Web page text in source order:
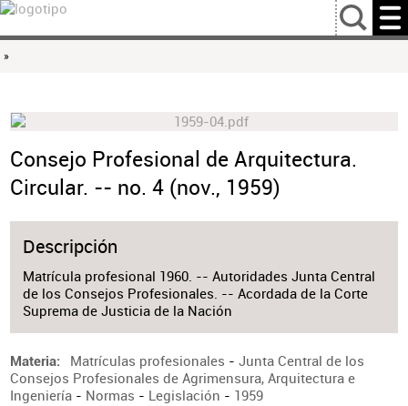
…
»
Consejo Profesional de Arquitectura.
Circular. -- no. 4 (nov., 1959)
Descripción
Matrícula profesional 1960. -- Autoridades Junta Central
de los Consejos Profesionales. -- Acordada de la Corte
Suprema de Justicia de la Nación
Materia Matrículas profesionales -Junta Central de los
Consejos Profesionales de Agrimensura, Arquitectura e
Ingeniería- Normas - Legislación - 1959